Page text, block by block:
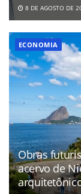
8 DE AGOSTO DE
ECONOMIA
Obras
acervo de